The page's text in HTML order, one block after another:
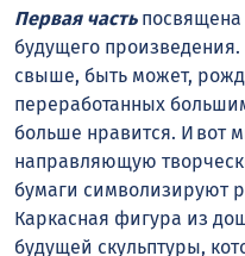
Первая частьпосвящена
будущего
свыше, быть может,
переработанных
больше нравится. И вот
направляющую
бумаги символизируют
Каркасная фигура из
будущей скульптуры,